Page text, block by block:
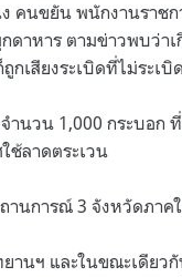
คนขยัน พนักงานราช
าหาร ตามข่าวพบว่า
เสียงระเบิดที่ไม่ระเ
จำนวน 1,000 กระบอก
ช้ลาดตระเวน
านการณ์ 3 จังหวัดภาค
นฯ และในขณะเดียว